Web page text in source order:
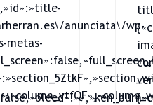
anunciata\/wp-
metas-